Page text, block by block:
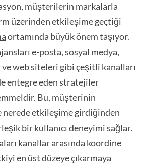
müşterilerin markalarla
üzerinden etkileşime geçtiği
ortamında büyük önem taşıyor.
e-posta, sosyal medya,
web siteleri gibi çeşitli kanalları
entegre eden stratejiler
Bu, müşterinin
nerede etkileşime girdiğinden
bir kullanıcı deneyimi sağlar.
kanallar arasında koordine
en üst düzeye çıkarmaya